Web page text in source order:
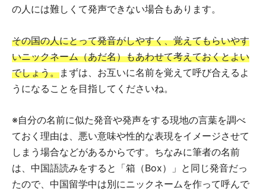
の人には難しくて発声できない場合もあります。
その国の人にとって発音がしやすく、覚えてもらいやす
いニックネーム（あだ名）もあわせて考えておくとよい
でしょう。まずは、お互いに名前を覚えて呼び合えるよ
うになることを目指してくださいね。
※自分の名前に似た発音や発声をする現地の言葉を調べ
ておく理由は、悪い意味や性的な表現をイメージさせて
しまう場合などがあるからです。ちなみに筆者の名前
は、中国語読みをすると「箱（Box）」と同じ発音だっ
たので、中国留学中は別にニックネームを作って呼んで